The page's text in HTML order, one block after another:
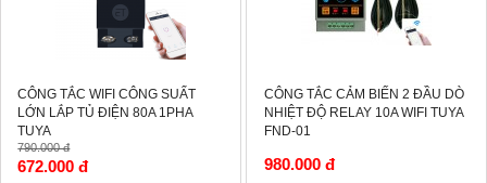
CÔNG TẮC WIFI CÔNG SUẤT
LỚN LẮP TỦ ĐIỆN 80A 1PHA
TUYA
790.000 đ
672.000 đ
CÔNG TẮC CẢM BIẾN 2 ĐẦU DÒ
NHIỆT ĐỘ RELAY 10A WIFI TUYA
FND-01
980.000 đ